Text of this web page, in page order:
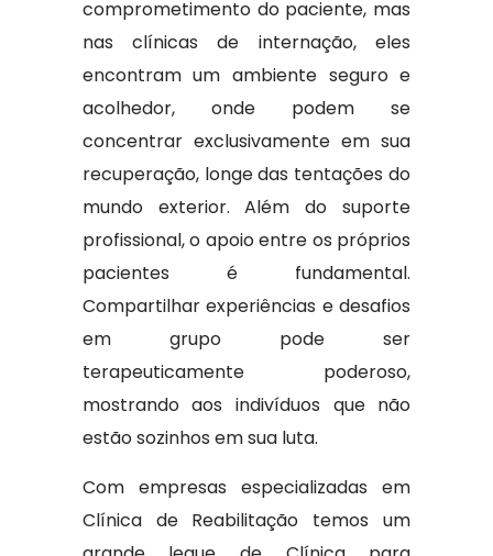
comprometimento do paciente, mas
nas clínicas de internação, eles
encontram um ambiente seguro e
acolhedor, onde podem se
concentrar exclusivamente em sua
recuperação, longe das tentações do
mundo exterior. Além do suporte
profissional, o apoio entre os próprios
pacientes é fundamental.
Compartilhar experiências e desafios
em grupo pode ser
terapeuticamente poderoso,
mostrando aos indivíduos que não
estão sozinhos em sua luta.
Com empresas especializadas em
Clínica de Reabilitação temos um